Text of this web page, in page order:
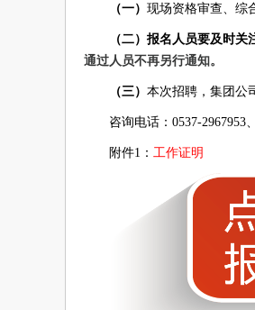
（一） 现场资格审查、综
（二） 报名人员要及时关
通过人员不再另行通知。
（三） 本次招聘，集团公
咨询电话：0537-2967953
附件1： 工作证明